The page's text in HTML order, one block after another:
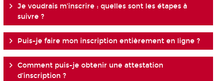
Je voudrais m’inscrire : quelles sont les étapes à
suivre ?
Puis-je faire mon inscription entièrement en ligne ?
Comment puis-je obtenir une attestation
d’inscription ?